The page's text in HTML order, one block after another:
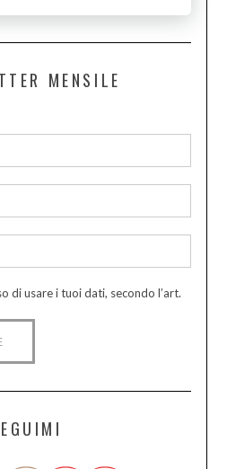
MENSILE
di usare i tuoi dati, secondo l’art.